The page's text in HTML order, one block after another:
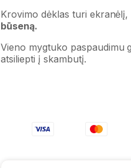
Krovimo dėklas turi
būseną.
Vieno mygtuko paspaudimu
atsiliepti į skambutį.